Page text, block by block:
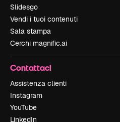
Slidesgo
Vendi i tuoi contenuti
Sala stampa
Cerchi magnific.ai
Contattaci
Assistenza clienti
Instagram
YouTube
LinkedIn